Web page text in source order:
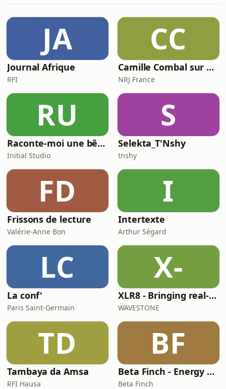
JA
Journal Afrique
RFI
CC
Camille Combal sur NRJ
NRJ France
RU
Raconte-moi une bêtise
Initial Studio
S
Selekta_T'Nshy
tnshy
FD
Frissons de lecture
Valérie-Anne Bon
I
Intertexte
Arthur Ségard
LC
La conf'
Paris Saint-Germain
X-
XLR8 - Bringing real-w orld learnings and experiences in Life Sciences
WAVESTONE
TD
Tambaya da Amsa
RFI Hausa
BF
Beta Finch - Energy & Utilities - FR
Beta Finch